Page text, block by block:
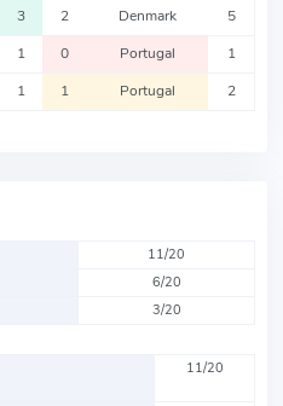
3 2 Denmark 5
1 0 Portugal 1
1 1 Portugal 2
11/20
6/20
3/20
11/20